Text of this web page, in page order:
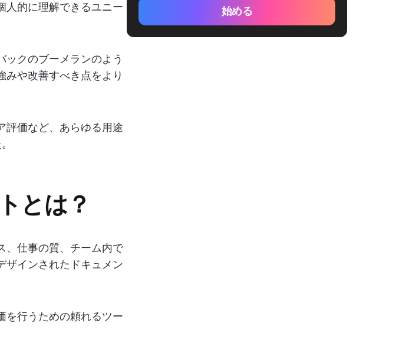
人的に理解できるユニー
ックのブーメランのよう
みや改善すべき点をより
評価など、あらゆる用途
とは？
、仕事の質、チーム内で
ザインされたドキュメン
を行うための頼れるツー
始める